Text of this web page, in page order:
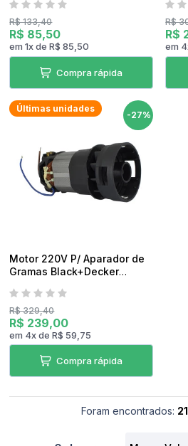
R$ 133,40
R$ 85,50
em1xdeR$ 85,50
Compra rápida
R$
R$
em 4
-27%
Últimas unidades
Motor 220V P/ Aparador de
Gramas Black+Decker
R$ 329,40
R$ 239,00
em 4xdeR$ 59,75
Compra rápida
Foram encontrados: